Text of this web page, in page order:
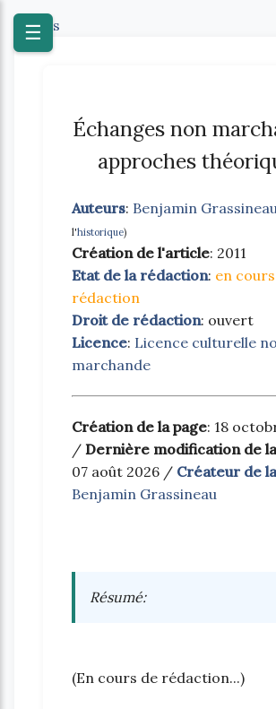
☰
Textes
Échanges non
approches
Auteurs: Benjamin Grassineau
l'historique)
Création de l'article: 2011
Etat de la rédaction: en
rédaction
Droit de rédaction: ouvert
Licence: Licence culturelle
marchande
Création de la page: 18
/ Dernière modification de
07 août 2026 / Créateur de
Benjamin Grassineau
Résumé:
(En cours de rédaction...)